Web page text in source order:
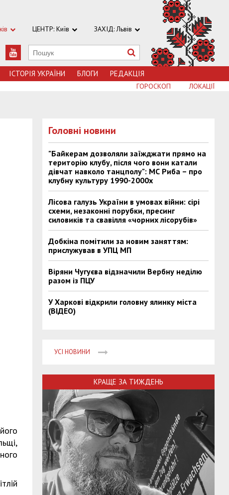
ЦЕНТР: Київ ЗАХІД: Львів
ІСТОРІЯ УКРАЇНИ БЛОГИ РЕДАКЦІЯ
ЛОКАЦІЇ
ГОРОСКОП
Головні новини
"Байкерам дозволяли заїжджати прямо на
територію клубу, після чого вони катали
дівчат навколо танцполу": МС Риба – про
клубну культуру 1990-2000х
Лісова галузь України в умовах війни: сірі
схеми, незаконні порубки, пресинг
силовиків та свавілля «чорних лісорубів»
Добкіна помітили за новим заняттям:
прислужував в УПЦ МП
Віряни Чугуєва відзначили Вербну неділю
разом із ПЦУ
У Харкові відкрили головну ялинку міста
(ВІДЕО)
УСІ НОВИНИ
КРАЩЕ ЗА ТИЖДЕНЬ